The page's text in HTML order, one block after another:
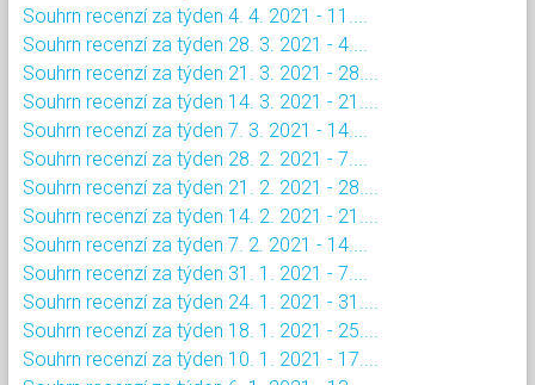
Souhrn recenzí za týden 4. 4. 2021 - 11....
Souhrn recenzí za týden 28. 3. 2021 - 4....
Souhrn recenzí za týden 21. 3. 2021 - 28....
Souhrn recenzí za týden 14. 3. 2021 - 21....
Souhrn recenzí za týden 7. 3. 2021 - 14....
Souhrn recenzí za týden 28. 2. 2021 - 7....
Souhrn recenzí za týden 21. 2. 2021 - 28....
Souhrn recenzí za týden 14. 2. 2021 - 21....
Souhrn recenzí za týden 7. 2. 2021 - 14....
Souhrn recenzí za týden 31. 1. 2021 - 7....
Souhrn recenzí za týden 24. 1. 2021 - 31....
Souhrn recenzí za týden 18. 1. 2021 - 25....
Souhrn recenzí za týden 10. 1. 2021 - 17....